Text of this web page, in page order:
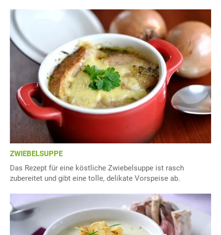
ZWIEBELSUPPE
Das Rezept für eine köstliche Zwiebelsuppe ist rasch
zubereitet und gibt eine tolle, delikate Vorspeise ab.